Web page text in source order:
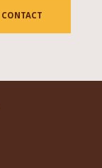
CONTACT